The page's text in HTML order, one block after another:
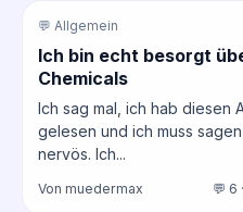
💬 Allgemein
Ich bin echt besorgt
Chemicals
Ich sag mal, ich hab diesen
gelesen und ich muss
nervös. Ich...
Von muedermax 💬 6